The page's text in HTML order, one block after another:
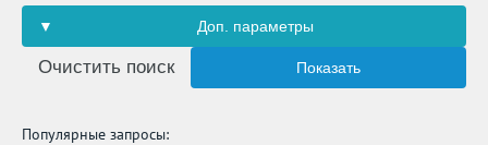
Доп. параметры
Очистить поиск Показать
Популярные запросы: